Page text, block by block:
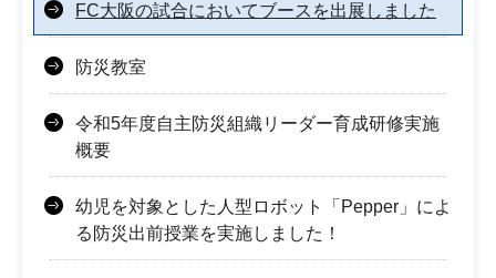
FC大阪の試合においてブースを出展しました
防災教室
令和5年度自主防災組織リーダー育成研修実施
概要
幼児を対象とした人型ロボット「Pepper」によ
る防災出前授業を実施しました！